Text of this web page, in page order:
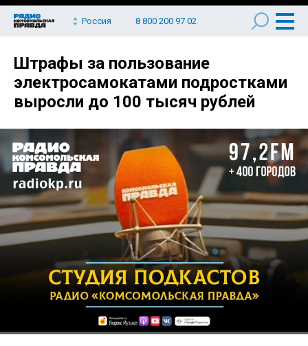
Россия 8 800 200 97 02
Штрафы за пользование
электросамокатами подростками
выросли до 100 тысяч рублей